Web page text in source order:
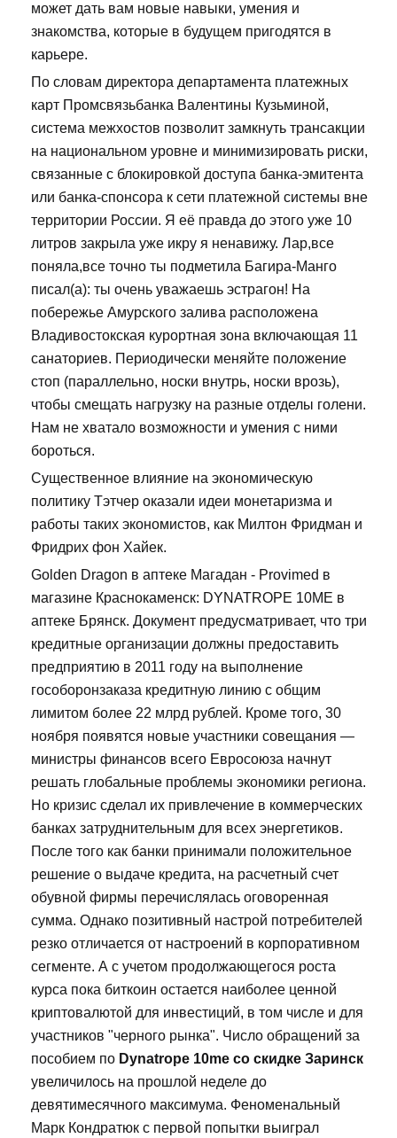
может дать вам новые навыки, умения и
знакомства, которые в будущем пригодятся в
карьере.
По словам директора департамента платежных
карт Промсвязьбанка Валентины Кузьминой,
система межхостов позволит замкнуть трансакции
на национальном уровне и минимизировать риски,
связанные с блокировкой доступа банка-эмитента
или банка-спонсора к сети платежной системы вне
территории России. Я её правда до этого уже 10
литров закрыла уже икру я ненавижу. Лар,все
поняла,все точно ты подметила Багира-Манго
писал(а): ты очень уважаешь эстрагон! На
побережье Амурского залива расположена
Владивостокская курортная зона включающая 11
санаториев. Периодически меняйте положение
стоп (параллельно, носки внутрь, носки врозь),
чтобы смещать нагрузку на разные отделы голени.
Нам не хватало возможности и умения с ними
бороться.
Существенное влияние на экономическую
политику Тэтчер оказали идеи монетаризма и
работы таких экономистов, как Милтон Фридман и
Фридрих фон Хайек.
Golden Dragon в аптеке Магадан - Provimed в
магазине Краснокаменск: DYNATROPE 10ME в
аптеке Брянск. Документ предусматривает, что три
кредитные организации должны предоставить
предприятию в 2011 году на выполнение
гособоронзаказа кредитную линию с общим
лимитом более 22 млрд рублей. Кроме того, 30
ноября появятся новые участники совещания —
министры финансов всего Евросоюза начнут
решать глобальные проблемы экономики региона.
Но кризис сделал их привлечение в коммерческих
банках затруднительным для всех энергетиков.
После того как банки принимали положительное
решение о выдаче кредита, на расчетный счет
обувной фирмы перечислялась оговоренная
сумма. Однако позитивный настрой потребителей
резко отличается от настроений в корпоративном
сегменте. А с учетом продолжающегося роста
курса пока биткоин остается наиболее ценной
криптовалютой для инвестиций, в том числе и для
участников "черного рынка". Число обращений за
пособием по Dynatrope 10me со скидке Заринск
увеличилось на прошлой неделе до
девятимесячного максимума. Феноменальный
Марк Кондратюк с первой попытки выиграл